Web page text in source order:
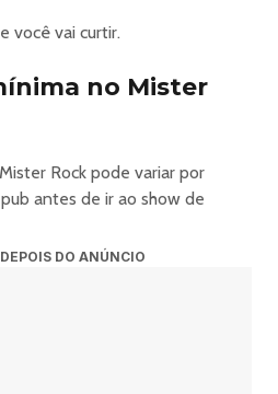
você vai curtir.
no Mister
Rock pode variar por
antes de ir ao show de
DO ANÚNCIO